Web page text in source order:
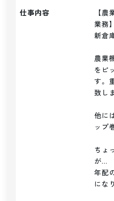
仕事内容
【
業務】
新倉
農業
をピ
す。
致し
他に
ップ
ちょ
が...
年配
にな